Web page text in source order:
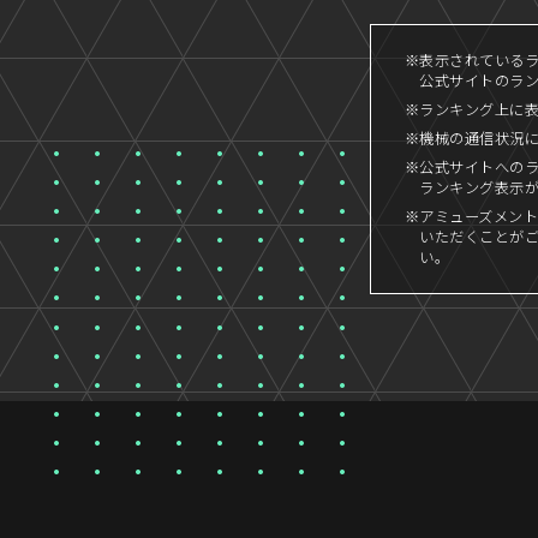
※表示されている
公式サイトのラ
※ランキング上に
※機械の通信状況
※公式サイトへの
ランキング表示
※アミューズメン
いただくことが
い。